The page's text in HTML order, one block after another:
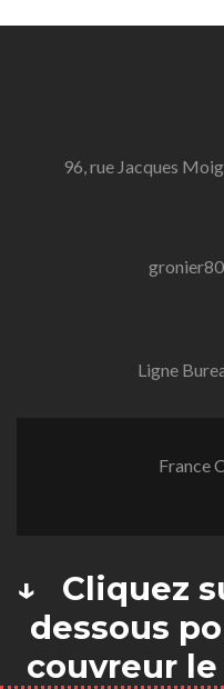
96, rue Jacques
Ligne
France
↓ Cliquez
dessous
couvreur